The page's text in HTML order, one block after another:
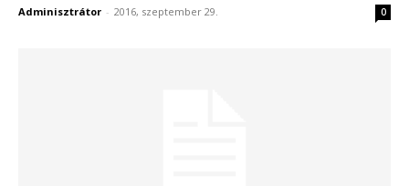
Adminisztrátor - 2016, szeptember 29. 0